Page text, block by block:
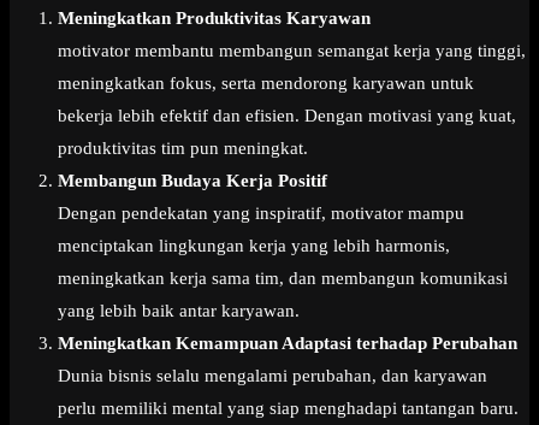
Meningkatkan Produktivitas Karyawan
motivator membantu membangun semangat kerja yang tinggi,
meningkatkan fokus, serta mendorong karyawan untuk
bekerja lebih efektif dan efisien. Dengan motivasi yang kuat,
produktivitas tim pun meningkat.
Membangun Budaya Kerja Positif
Dengan pendekatan yang inspiratif, motivator mampu
menciptakan lingkungan kerja yang lebih harmonis,
meningkatkan kerja sama tim, dan membangun komunikasi
yang lebih baik antar karyawan.
Meningkatkan Kemampuan Adaptasi terhadap Perubahan
Dunia bisnis selalu mengalami perubahan, dan karyawan
perlu memiliki mental yang siap menghadapi tantangan baru.